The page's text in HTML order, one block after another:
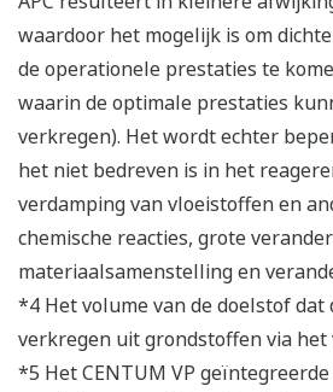
waardoor het mogelijk is om
de operationele prestaties te
waarin de optimale prestaties
verkregen). Het wordt echter
het niet bedreven is in het
verdamping van vloeistoffen en
chemische reacties, grote
materiaalsamenstelling en
*4 Het volume van de doelstof
verkregen uit grondstoffen via
*5 Het CENTUM VP